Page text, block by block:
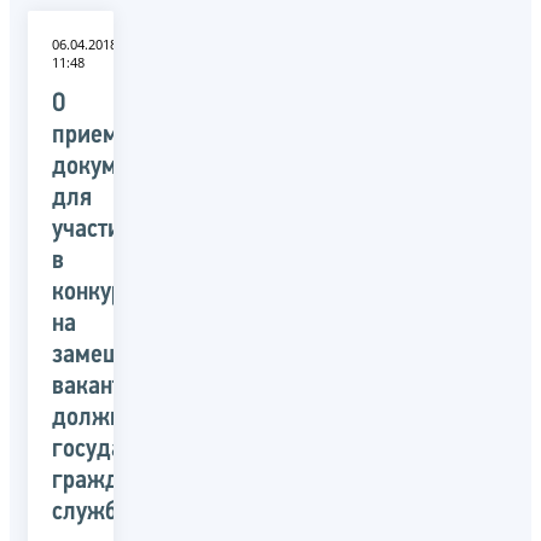
06.04.2018
11:48
О
приеме
документов
для
участия
в
конкурсе
на
замещение
вакантных
должностей
государственной
гражданской
службы